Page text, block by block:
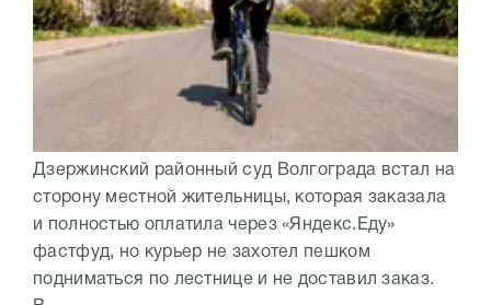
Дзержинский районный суд Волгограда встал на
сторону местной жительницы, которая заказала
и полностью оплатила через «Яндекс.Еду»
фастфуд, но курьер не захотел пешком
подниматься по лестнице и не доставил заказ.